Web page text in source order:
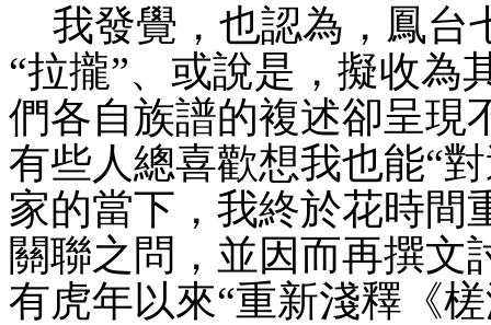
我發覺，也認為，鳳台
“拉攏”、或說是，擬收為
們各自族譜的複述卻呈現
有些人總喜歡想我也能“
家的當下，我終於花時間
關聯之問，並因而再撰文
有虎年以來“重新淺釋《